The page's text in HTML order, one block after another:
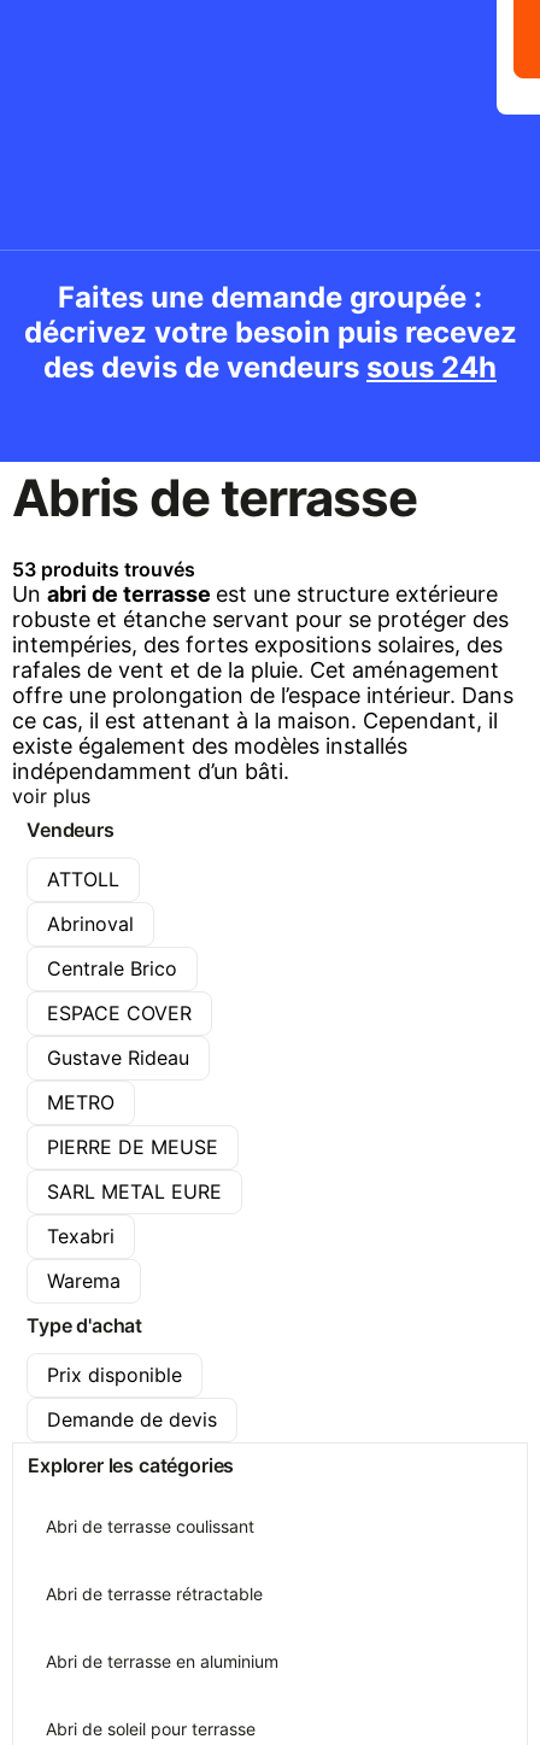
Faites une demande groupée :
décrivez votre besoin puis recevez
des devis de vendeurs sous 24h
Abris de terrasse
53 produits trouvés
Un abri de terrasse est une structure extérieure
robuste et étanche servant pour se protéger des
intempéries, des fortes expositions solaires, des
rafales de vent et de la pluie. Cet aménagement
offre une prolongation de l’espace intérieur. Dans
ce cas, il est attenant à la maison. Cependant, il
existe également des modèles installés
indépendamment d’un bâti.
voir plus
Vendeurs
ATTOLL
Abrinoval
Centrale Brico
ESPACE COVER
Gustave Rideau
METRO
PIERRE DE MEUSE
SARL METAL EURE
Texabri
Warema
Type d'achat
Prix disponible
Demande de devis
Explorer les catégories
Abri de terrasse coulissant
Abri de terrasse rétractable
Abri de terrasse en aluminium
Abri de soleil pour terrasse